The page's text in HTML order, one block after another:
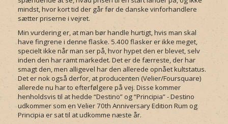
mindst, hvor kort tid der går før de danske vinforhandlere
sætter priserne i vejret.
Min vurdering er, at man bør handle hurtigt, hvis man skal
have fingrene i denne flaske. 5.400 flasker er ikke meget,
specielt ikke når man ser på, hvor hypet den er blevet, selv
inden den har ramt markedet. Det er de færreste, der har
smagt den, men alligevel har den allerede opnået kultstatus.
Det er nok også derfor, at producenten (Velier/Foursquare)
allerede nu har to efterfølgere på vej. Disse kommer
henholdsvis til at hedde “Destino” og “Principia” - Destino
udkommer som en Velier 70th Anniversary Edition Rum og
Principia er sat til at udkomme næste år.